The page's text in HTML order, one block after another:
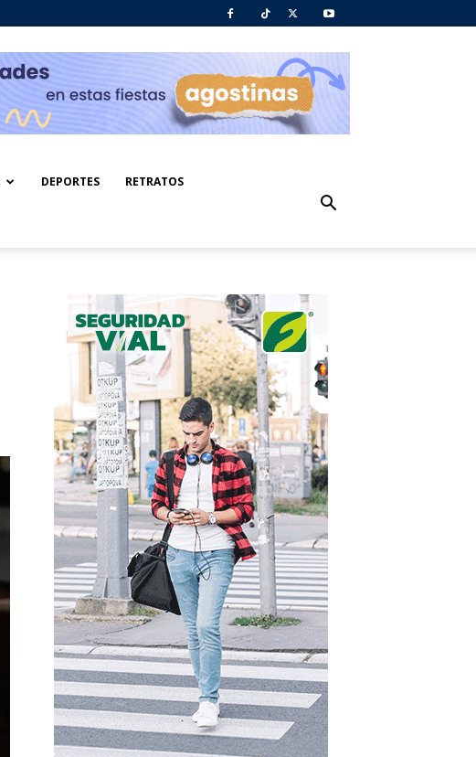
DEPORTES RETRATOS